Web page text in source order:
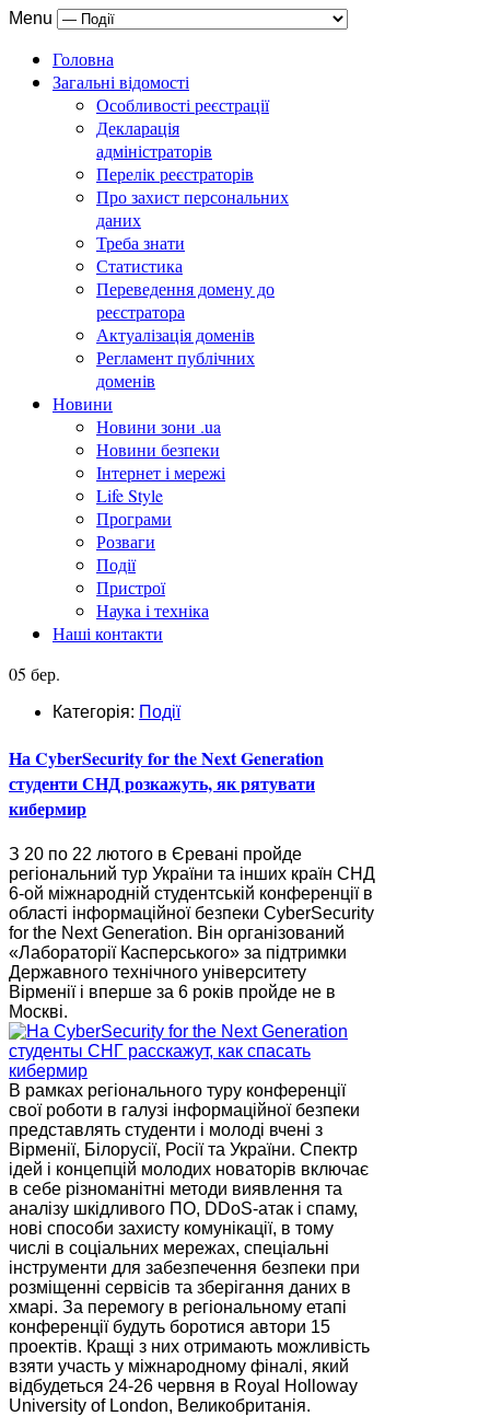
Menu
Головна
Загальні відомості
Особливості реєстрації
Декларація
адміністраторів
Перелік реєстраторів
Про захист персональних
даних
Треба знати
Статистика
Переведення домену до
реєстратора
Актуалізація доменів
Регламент публічних
доменів
Новини
Новини зони .ua
Новини безпеки
Інтернет і мережі
Life Style
Програми
Розваги
Події
Пристрої
Наука і техніка
Наші контакти
05 бер.
Категорія: Події
На CyberSecurity for the Next Generation
студенти СНД розкажуть, як рятувати
кибермир
З 20 по 22 лютого в Єревані пройде
регіональний тур України та інших країн СНД
6-ой міжнародній студентській конференції в
області інформаційної безпеки CyberSecurity
for the Next Generation. Він організований
«Лабораторії Касперського» за підтримки
Державного технічного університету
Вірменії і вперше за 6 років пройде не в
Москві.
В рамках регіонального туру конференції
свої роботи в галузі інформаційної безпеки
представлять студенти і молоді вчені з
Вірменії, Білорусії, Росії та України. Спектр
ідей і концепцій молодих новаторів включає
в себе різноманітні методи виявлення та
аналізу шкідливого ПО, DDoS-атак і спаму,
нові способи захисту комунікації, в тому
числі в соціальних мережах, спеціальні
інструменти для забезпечення безпеки при
розміщенні сервісів та зберігання даних в
хмарі. За перемогу в регіональному етапі
конференції будуть боротися автори 15
проектів. Кращі з них отримають можливість
взяти участь у міжнародному фіналі, який
відбудеться 24-26 червня в Royal Holloway
University of London, Великобританія.